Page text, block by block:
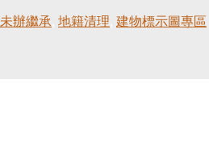
未辦繼承 地籍清理 建物標示圖專區